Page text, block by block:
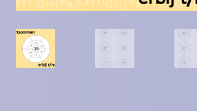
Privacy Policy
Winkelmand